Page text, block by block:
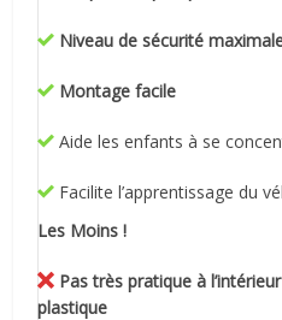
Niveau de sécurité
Montage facile
Aide les enfants à se
Facilite l’apprentissage du
Les Moins !
Pas très pratique à
plastique